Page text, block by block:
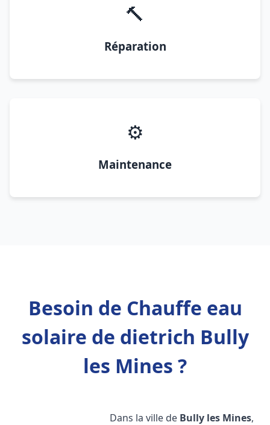
🔨
Réparation
⚙️
Maintenance
Besoin de Chauffe eau
solaire de dietrich Bully
les Mines ?
Dans la ville de Bully les Mines,